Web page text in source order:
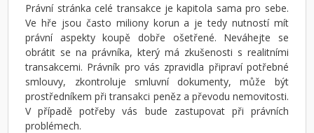
Právní stránka celé transakce je kapitola sama pro sebe.
Ve hře jsou často miliony korun a je tedy nutností mít
právní aspekty koupě dobře ošetřené. Neváhejte se
obrátit se na právníka, který má zkušenosti s realitními
transakcemi. Právník pro vás zpravidla připraví potřebné
smlouvy, zkontroluje smluvní dokumenty, může být
prostředníkem při transakci peněz a převodu nemovitosti.
V případě potřeby vás bude zastupovat při právních
problémech.